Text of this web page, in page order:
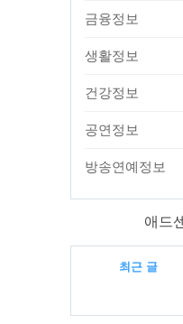
금융정보
생활정보
건강정보
공연정보
방송연예정보
애드
최근 글
최